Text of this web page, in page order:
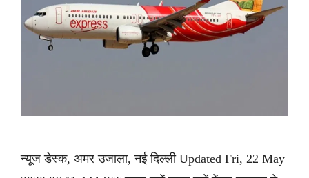
न्यूज डेस्क, अमर उजाला, नई दिल्ली Updated Fri, 22 May